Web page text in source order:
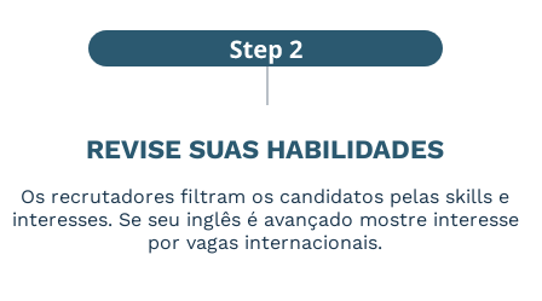
REVISE SUAS HABILIDADES
Os recrutadores filtram os candidatos pelas skills e
interesses. Se seu inglês é avançado mostre interesse
por vagas internacionais.